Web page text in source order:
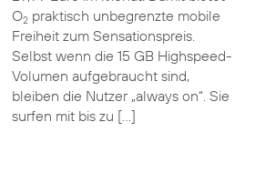
O2praktisch unbegrenzte mobile
Freiheit zum Sensationspreis.
Selbst wenn die 15 GB Highspeed-
Volumen aufgebraucht sind,
bleiben die Nutzer „always on“. Sie
surfen mit bis zu […]